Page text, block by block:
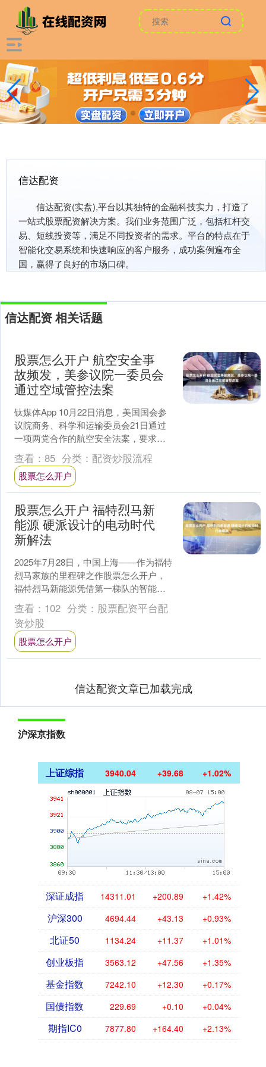
信达配资
信达配资(实盘),平台以其独特的金融科技实力，打造了
一站式股票配资解决方案。我们业务范围广泛，包括杠杆交
易、短线投资等，满足不同投资者的需求。平台的特点在于
智能化交易系统和快速响应的客户服务，成功案例遍布全
国，赢得了良好的市场口碑。
信达配资 相关话题
股票怎么开户 航空安全事
故频发，美参议院一委员会
通过空域管控法案
钛媒体App 10月22日消息，美国国会参
议院商务、科学和运输委员会21日通过
一项两党合作的航空安全法案，要求所
有飞机在管控空域必须启用追踪飞行器
的ADS-B系....
查看： 85 分类： 配资炒股流程
股票怎么开户
股票怎么开户 福特烈马新
能源 硬派设计的电动时代
新解法
2025年7月28日，中国上海——作为福特
烈马家族的里程碑之作股票怎么开户，
福特烈马新能源凭借第一梯队的智能化
水平、智能灵动空间与超长续航实力，
成功将烈马家族标....
查看： 102 分类： 股票配资平台配
资炒股
股票怎么开户
信达配资文章已加载完成
沪深京指数
上证综指 3940.04 +39.68 +1.02%
深证成指 14311.01 +200.89 +1.42%
沪深300 4694.44 +43.13 +0.93%
北证50 1134.24 +11.37 +1.01%
创业板指 3563.12 +47.56 +1.35%
基金指数 7242.10 +12.30 +0.17%
国债指数 229.69 +0.10 +0.04%
期指IC0 7877.80 +164.40 +2.13%